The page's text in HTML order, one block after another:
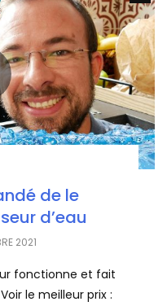
de le
d’eau
2021
fonctionne et fait
le meilleur prix :